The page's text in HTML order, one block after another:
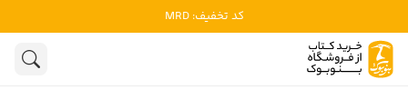
کد تخفیف: MRD
ادبیات